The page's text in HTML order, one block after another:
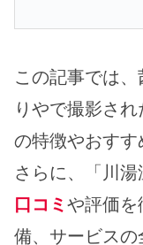
この記事では
りやで撮影さ
の特徴やおすす
さらに、「川
口コミや評価を
備、サービスの